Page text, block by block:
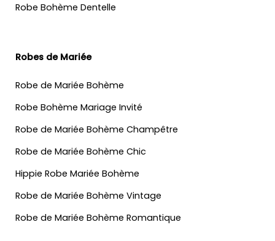
Robe Bohème Dentelle
Robes de Mariée
Robe de Mariée Bohème
Robe Bohème Mariage Invité
Robe de Mariée Bohème Champêtre
Robe de Mariée Bohème Chic
Hippie Robe Mariée Bohème
Robe de Mariée Bohème Vintage
Robe de Mariée Bohème Romantique